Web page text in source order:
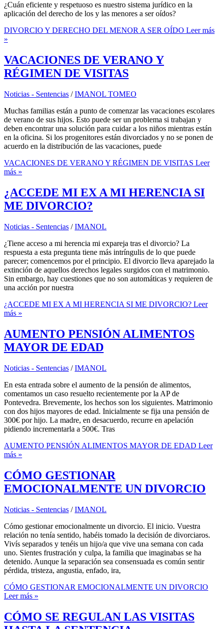
¿Cuán eficiente y respetuoso es nuestro sistema jurídico en la
aplicación del derecho de los y las menores a ser oídos?
DIVORCIO Y DERECHO DEL MENOR A SER OÍDO Leer más
»
VACACIONES DE VERANO Y
RÉGIMEN DE VISITAS
Noticias - Sentencias /IMANOL TOMEO
Muchas familias están a punto de comenzar las vacaciones escolares
de verano de sus hijos. Esto puede ser un problema si trabajan y
deben encontrar una solución para cuidar a los niños mientras están
en la oficina. Si los progenitores están divorciados y no se ponen de
acuerdo en la distribución de las vacaciones, puede
VACACIONES DE VERANO Y RÉGIMEN DE VISITAS Leer
más »
¿ACCEDE MI EX A MI HERENCIA SI
ME DIVORCIO?
Noticias - Sentencias /IMANOL
¿Tiene acceso a mi herencia mi expareja tras el divorcio? La
respuesta a esta pregunta tiene más intríngulis de lo que puede
parecer; comencemos por el principio. El divorcio lleva aparejado la
extinción de aquellos derechos legales surgidos con el matrimonio.
Sin embargo, hay cuestiones que no son automáticas y requieren de
una acción por nuestra
¿ACCEDE MI EX A MI HERENCIA SI ME DIVORCIO? Leer
más »
AUMENTO PENSIÓN ALIMENTOS
MAYOR DE EDAD
Noticias - Sentencias /IMANOL
En esta entrada sobre el aumento de la pensión de alimentos,
comentamos un caso resuelto recientemente por la AP de
Pontevedra. Brevemente, los hechos son los siguientes. Matrimonio
con dos hijos mayores de edad. Inicialmente se fija una pensión de
300€ por hijo. La madre, en desacuerdo, recurre en apelación
pidiendo incrementarla a 500€. Tras
AUMENTO PENSIÓN ALIMENTOS MAYOR DE EDAD Leer
más »
CÓMO GESTIONAR
EMOCIONALMENTE UN DIVORCIO
Noticias - Sentencias /IMANOL
Cómo gestionar emocionalmente un divorcio. El inicio. Vuestra
relación no tenía sentido, habéis tomado la decisión de divorciaros.
Vivís separados y tenéis un hijo/a que vive una semana con cada
uno. Sientes frustración y culpa, la familia que imaginabas se ha
detenido. Aunque la separación sea consensuada es común sentir
pérdida, tristeza, angustia, enfado, ira,
CÓMO GESTIONAR EMOCIONALMENTE UN DIVORCIO
Leer más »
CÓMO SE REGULAN LAS VISITAS